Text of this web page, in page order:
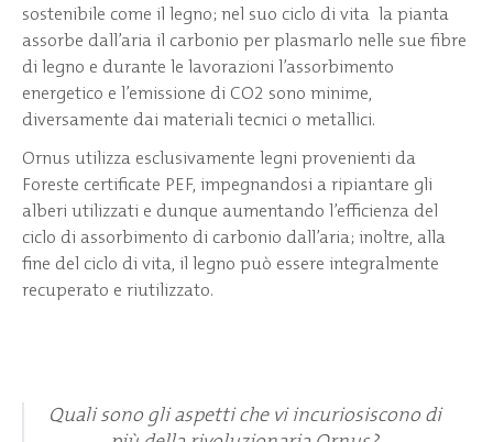
sostenibile come il legno; nel suo ciclo di vita la pianta
assorbe dall’aria il carbonio per plasmarlo nelle sue fibre
di legno e durante le lavorazioni l’assorbimento
energetico e l’emissione di CO2 sono minime,
diversamente dai materiali tecnici o metallici.
Ornus utilizza esclusivamente legni provenienti da
Foreste certificate PEF, impegnandosi a ripiantare gli
alberi utilizzati e dunque aumentando l’efficienza del
ciclo di assorbimento di carbonio dall’aria; inoltre, alla
fine del ciclo di vita, il legno può essere integralmente
recuperato e riutilizzato.
Quali sono gli aspetti che vi incuriosiscono di